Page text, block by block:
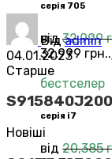
серія 705
від32,999
32,999 грн..
бестселер
серія i7
від 20,385
Відadmin
04.01.2023
Старше
Новіші